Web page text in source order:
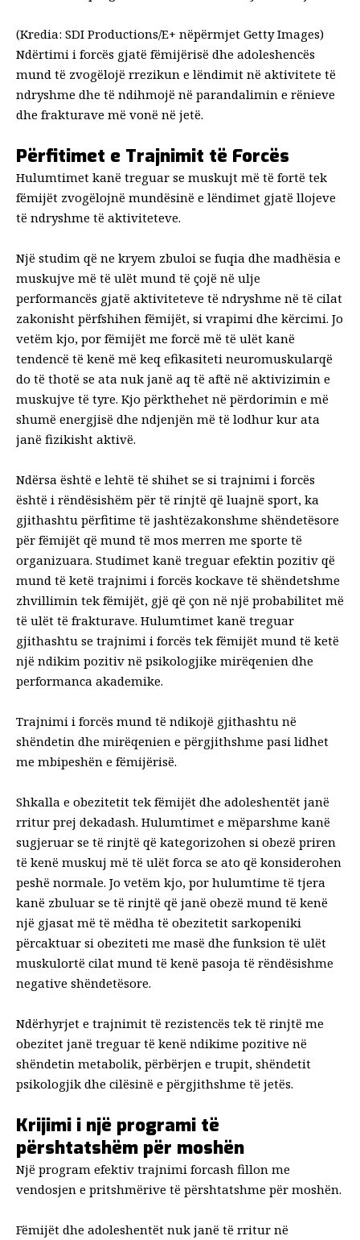
(Kredia: SDI Productions/E+ nëpërmjet Getty Images)
Ndërtimi i forcës gjatë fëmijërisë dhe adoleshencës
mund të zvogëlojë rrezikun e lëndimit në aktivitete të
ndryshme dhe të ndihmojë në parandalimin e rënieve
dhe frakturave më vonë në jetë.
Përfitimet e Trajnimit të Forcës
Hulumtimet kanë treguar se muskujt më të fortë tek
fëmijët zvogëlojnë mundësinë e lëndimet gjatë llojeve
të ndryshme të aktiviteteve.
Një studim që ne kryem zbuloi se fuqia dhe madhësia e
muskujve më të ulët mund të çojë në ulje
performancës gjatë aktiviteteve të ndryshme në të cilat
zakonisht përfshihen fëmijët, si vrapimi dhe kërcimi. Jo
vetëm kjo, por fëmijët me forcë më të ulët kanë
tendencë të kenë më keq efikasiteti neuromuskularqë
do të thotë se ata nuk janë aq të aftë në aktivizimin e
muskujve të tyre. Kjo përkthehet në përdorimin e më
shumë energjisë dhe ndjenjën më të lodhur kur ata
janë fizikisht aktivë.
Ndërsa është e lehtë të shihet se si trajnimi i forcës
është i rëndësishëm për të rinjtë që luajnë sport, ka
gjithashtu përfitime të jashtëzakonshme shëndetësore
për fëmijët që mund të mos merren me sporte të
organizuara. Studimet kanë treguar efektin pozitiv që
mund të ketë trajnimi i forcës kockave të shëndetshme
zhvillimin tek fëmijët, gjë që çon në një probabilitet më
të ulët të frakturave. Hulumtimet kanë treguar
gjithashtu se trajnimi i forcës tek fëmijët mund të ketë
një ndikim pozitiv në psikologjike mirëqenien dhe
performanca akademike.
Trajnimi i forcës mund të ndikojë gjithashtu në
shëndetin dhe mirëqenien e përgjithshme pasi lidhet
me mbipeshën e fëmijërisë.
Shkalla e obezitetit tek fëmijët dhe adoleshentët janë
rritur prej dekadash. Hulumtimet e mëparshme kanë
sugjeruar se të rinjtë që kategorizohen si obezë priren
të kenë muskuj më të ulët forca se ato që konsiderohen
peshë normale. Jo vetëm kjo, por hulumtime të tjera
kanë zbuluar se të rinjtë që janë obezë mund të kenë
një gjasat më të mëdha të obezitetit sarkopeniki
përcaktuar si obeziteti me masë dhe funksion të ulët
muskulortë cilat mund të kenë pasoja të rëndësishme
negative shëndetësore.
Ndërhyrjet e trajnimit të rezistencës tek të rinjtë me
obezitet janë treguar të kenë ndikime pozitive në
shëndetin metabolik, përbërjen e trupit, shëndetit
psikologjik dhe cilësinë e përgjithshme të jetës.
Krijimi i një programi të
përshtatshëm për moshën
Një program efektiv trajnimi forcash fillon me
vendosjen e pritshmërive të përshtatshme për moshën.
Fëmijët dhe adoleshentët nuk janë të rritur në